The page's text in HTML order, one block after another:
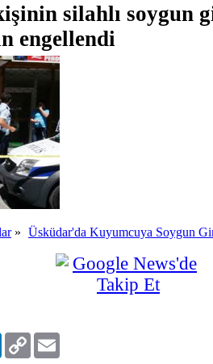
silahlı soygun
engellendi
» Üsküdar'da Kuyumcuya Soygun
LinkedIn
Copy
Link